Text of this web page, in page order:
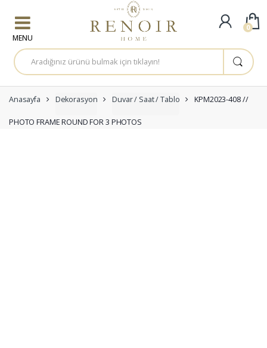
A
r
a
a
:
Anasayfa Dekorasyon Duvar / Saat / Tablo KPM2023-408 //
PHOTO FRAME ROUND FOR 3 PHOTOS
0